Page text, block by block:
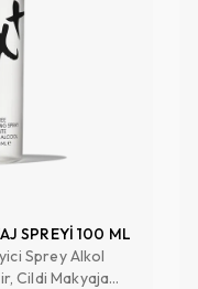
SPREYİ 100 ML
Sprey Alkol
Cildi Makyaja